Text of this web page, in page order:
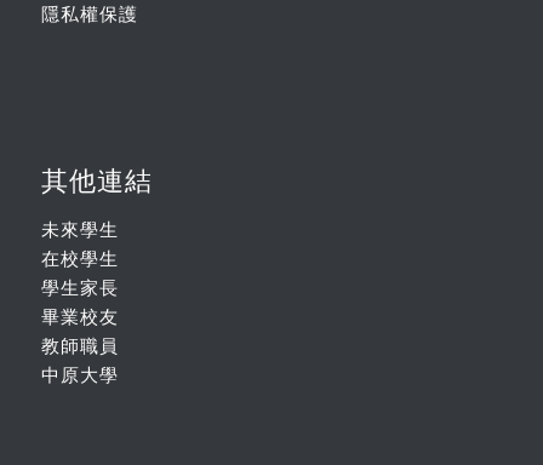
隱私權保護
其他連結
未來學生
在校學生
學生家長
畢業校友
教師職員
中原大學